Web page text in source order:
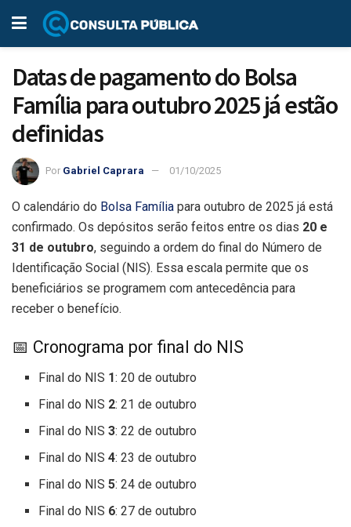
Datas de pagamento do Bolsa
Família para outubro 2025 já estão
definidas
Por Gabriel Caprara 01/10/2025
O calendário do Bolsa Família para outubro de 2025 já está
confirmado. Os depósitos serão feitos entre os dias 20 e
31 de outubro, seguindo a ordem do final do Número de
Identificação Social (NIS). Essa escala permite que os
beneficiários se programem com antecedência para
receber o benefício.
📅 Cronograma por final do NIS
Final do NIS 1: 20 de outubro
Final do NIS 2: 21 de outubro
Final do NIS3: 22 de outubro
Final do NIS4: 23 de outubro
Final do NIS5: 24 de outubro
Final do NIS 6: 27 de outubro